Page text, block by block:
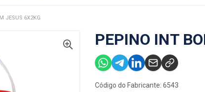
JESUS 6X2KG
PEPINO INT
Código do Fabricante: 6543